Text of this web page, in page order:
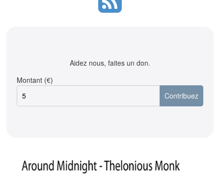
Aidez nous, faites un don.
Montant (€)